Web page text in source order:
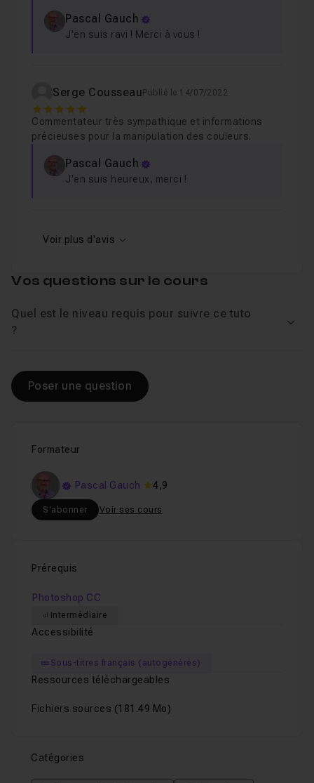
Pascal Gauch
J'en suis ravi ! Merci à vous !
Serge Cousseau Publié le 14/07/2022
5
Commentateur très sympathique et informations
précieuses pour la manipulation des couleurs.
Pascal Gauch
J'en suis heureux, merci !
Voir plus d'avis
Formateur
Pascal Gauch 4,9
S'abonner Voir ses cours
Prérequis
Photoshop CC
Intermédiaire
Accessibilité
Sous-titres français (autogénérés)
Ressources téléchargeables
Fichiers sources (181.49 Mo)
Catégories
Vos questions sur le cours
Quel est le niveau requis pour suivre ce tuto
?
Poser une question